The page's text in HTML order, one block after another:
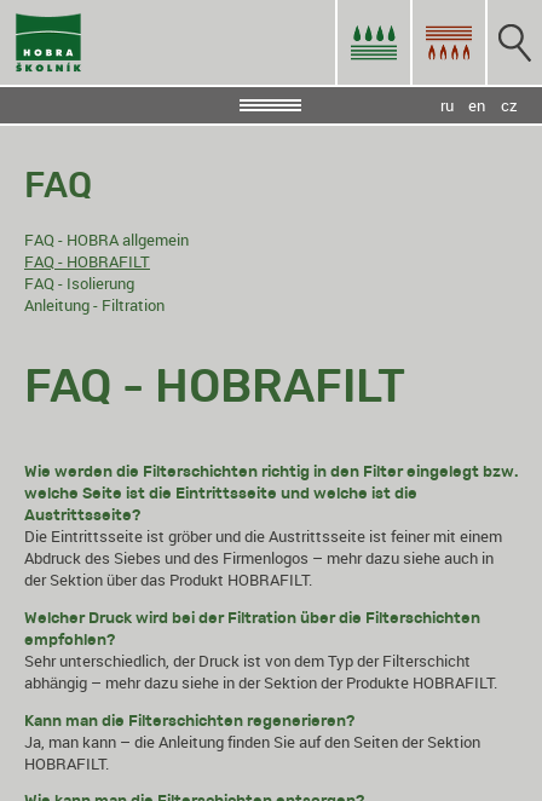
cz
en
ru
FAQ
FAQ - HOBRA allgemein
FAQ - HOBRAFILT
FAQ - Isolierung
Anleitung - Filtration
FAQ - HOBRAFILT
Wie werden die Filterschichten richtig in den Filter eingelegt bzw.
welche Seite ist die Eintrittsseite und welche ist die
Austrittsseite?
Die Eintrittsseite ist gröber und die Austrittsseite ist feiner mit einem
Abdruck des Siebes und des Firmenlogos – mehr dazu siehe auch in
der Sektion über das Produkt HOBRAFILT.
Welcher Druck wird bei der Filtration über die Filterschichten
empfohlen?
Sehr unterschiedlich, der Druck ist von dem Typ der Filterschicht
abhängig – mehr dazu siehe in der Sektion der Produkte HOBRAFILT.
Kann man die Filterschichten regenerieren?
Ja, man kann – die Anleitung finden Sie auf den Seiten der Sektion
HOBRAFILT.